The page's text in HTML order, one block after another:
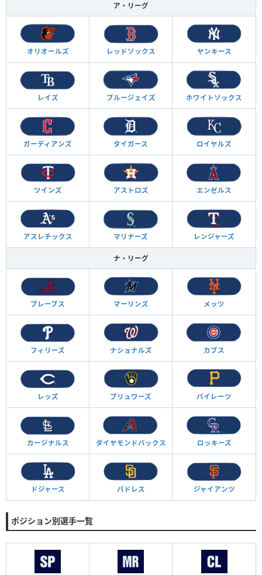
ア・リーグ
オリオールズ レッドソックス ヤンキース
レイズ ブルージェイズ ホワイトソックス
ガーディアンズ タイガース ロイヤルズ
ツインズ アストロズ エンゼルス
アスレチックス マリナーズ レンジャーズ
ナ・リーグ
ブレーブス マーリンズ メッツ
フィリーズ ナショナルズ カブス
レッズ ブリュワーズ パイレーツ
カージナルス ダイヤモンドバックス ロッキーズ
ドジャース パドレス ジャイアンツ
ポジション別選手一覧